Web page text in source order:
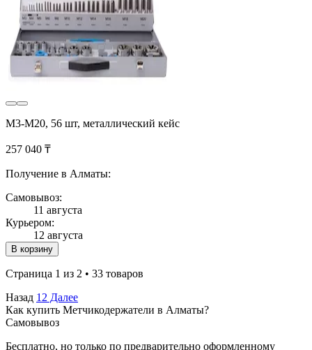
M3-M20, 56 шт, металлический кейс
257 040 ₸
Получение в Алматы:
Самовывоз:
11 августа
Курьером:
12 августа
В корзину
Страница 1 из 2 • 33 товаров
Назад 1 2 Далее
Как купить Метчикодержатели в Алматы?
Самовывоз
Бесплатно, но только по предварительно оформленному